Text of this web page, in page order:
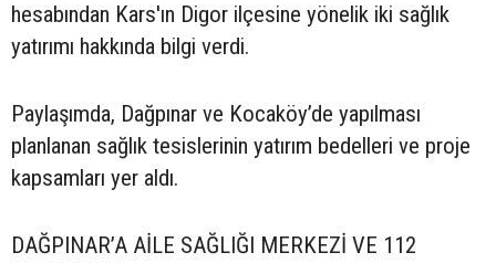
hesabından Kars'ın Digor ilçesine yönelik iki sağlık
yatırımı hakkında bilgi verdi.
Paylaşımda, Dağpınar ve Kocaköy’de yapılması
planlanan sağlık tesislerinin yatırım bedelleri ve proje
kapsamları yer aldı.
DAĞPINAR’A AİLE SAĞLIĞI MERKEZİ VE 112